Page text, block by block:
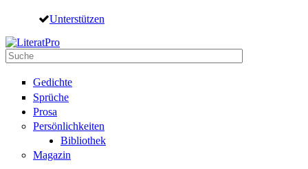
Direkt zum Inhalt
Unterstützen
Suche
Gedichte
Sprüche
Prosa
Persönlichkeiten
Bibliothek
Magazin